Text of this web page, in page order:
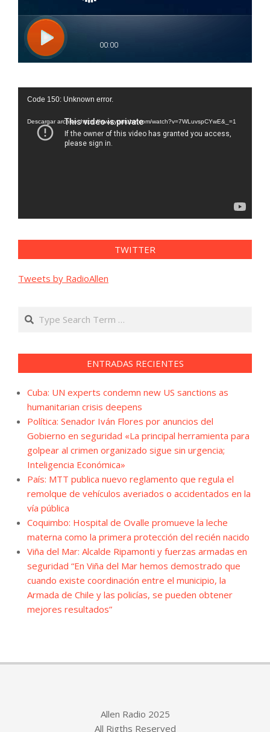
Reproductor
vídeo
Code 150: Unknown error.
Descargar archivo: https://www.youtube.com/watch?v=7WLuvspCYwE&_=1
TWITTER
Tweets by RadioAllen
Search
ENTRADAS RECIENTES
Cuba: UN experts condemn new US sanctions as
humanitarian crisis deepens
Política: Senador Iván Flores por anuncios del
Gobierno en seguridad «La principal herramienta para
golpear al crimen organizado sigue sin urgencia;
Inteligencia Económica»
País: MTT publica nuevo reglamento que regula el
remolque de vehículos averiados o accidentados en la
vía pública
Coquimbo: Hospital de Ovalle promueve la leche
materna como la primera protección del recién nacido
Viña del Mar: Alcalde Ripamonti y fuerzas armadas en
seguridad “En Viña del Mar hemos demostrado que
cuando existe coordinación entre el municipio, la
Armada de Chile y las policías, se pueden obtener
mejores resultados”
Allen Radio 2025
All Rigths Reserved